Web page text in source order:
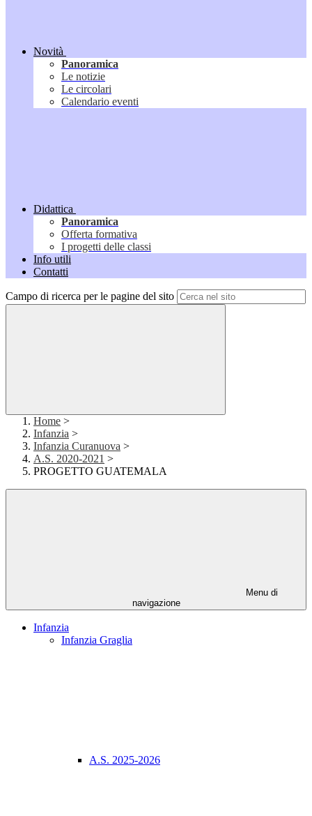
Novità
Panoramica
Le notizie
Le circolari
Calendario eventi
Didattica
Panoramica
Offerta formativa
I progetti delle classi
Info utili
Contatti
Campo di ricerca per le pagine del sito
Home >
Infanzia >
Infanzia Curanuova >
A.S. 2020-2021 >
PROGETTO GUATEMALA
Menu di
navigazione
Infanzia
Infanzia Graglia
A.S. 2025-2026